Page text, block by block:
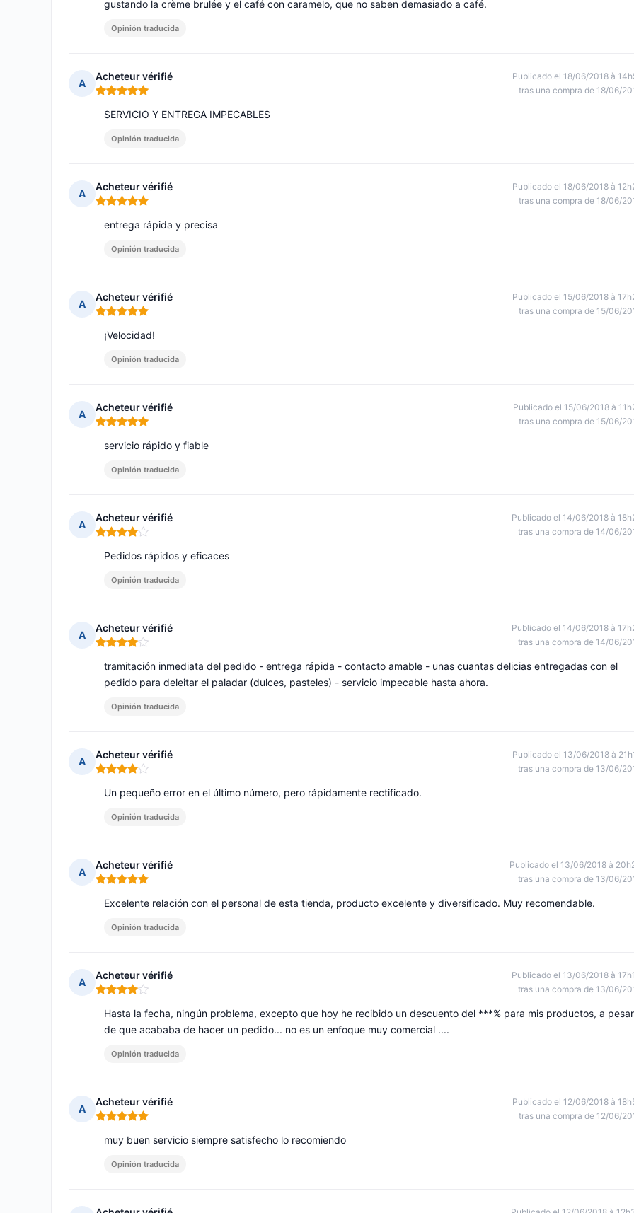
gustando la crème brulée y el café con caramelo, que no saben demasiado a café.
Opinión traducida
A
Acheteur vérifié
Nota: 5 de 5
Publicado el 18/06/2018 à
tras una compra de 18/06/
SERVICIO Y ENTREGA IMPECABLES
Opinión traducida
A
Acheteur vérifié
Nota: 5 de 5
Publicado el 18/06/2018 à
tras una compra de 18/06/
entrega rápida y precisa
Opinión traducida
A
Acheteur vérifié
Nota: 5 de 5
Publicado el 15/06/2018 à
tras una compra de 15/06/
¡Velocidad!
Opinión traducida
A
Acheteur vérifié
Nota: 5 de 5
Publicado el 15/06/2018 à
tras una compra de 15/06/
servicio rápido y fiable
Opinión traducida
A
Acheteur vérifié
Nota: 4 de 5
Publicado el 14/06/2018 à
tras una compra de 14/06/
Pedidos rápidos y eficaces
Opinión traducida
A
Acheteur vérifié
Nota: 4 de 5
Publicado el 14/06/2018 à
tras una compra de 14/06/
tramitación inmediata del pedido - entrega rápida - contacto amable - unas cuantas delicias entregadas con el
pedido para deleitar el paladar (dulces, pasteles) - servicio impecable hasta ahora.
Opinión traducida
A
Acheteur vérifié
Nota: 4 de 5
Publicado el 13/06/2018 à
tras una compra de 13/06/
Un pequeño error en el último número, pero rápidamente rectificado.
Opinión traducida
A
Acheteur vérifié
Nota: 5 de 5
Publicado el 13/06/2018 à
tras una compra de 13/06/
Excelente relación con el personal de esta tienda, producto excelente y diversificado. Muy recomendable.
Opinión traducida
A
Acheteur vérifié
Nota: 4 de 5
Publicado el 13/06/2018 à
tras una compra de 13/06/
Hasta la fecha, ningún problema, excepto que hoy he recibido un descuento del ***% para mis productos, a pesar
de que acababa de hacer un pedido... no es un enfoque muy comercial ....
Opinión traducida
A
Acheteur vérifié
Nota: 5 de 5
Publicado el 12/06/2018 à
tras una compra de 12/06/
muy buen servicio siempre satisfecho lo recomiendo
Opinión traducida